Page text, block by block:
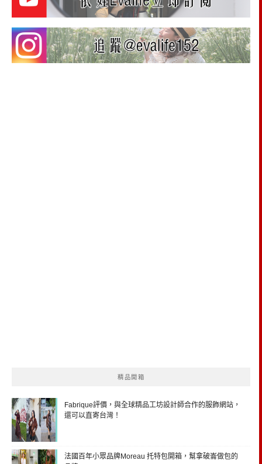
精品開箱
Fabrique評價，與全球精品工坊設計師合作的服飾網站，
還可以直寄台灣！
法國百年小眾品牌Moreau 托特包開箱，幫拿破崙做包的